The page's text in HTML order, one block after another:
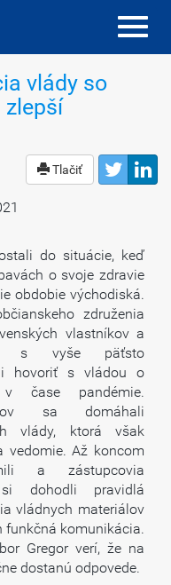
vlády so
Tlačiť
do situácie, keď
o svoje zdravie
obdobie východiská.
združenia
vlastníkov a
s vyše päťsto
hovoriť s vládou o
čase pandémie.
sa domáhali
vlády, ktorá však
vedomie. Až koncom
a zástupcovia
dohodli pravidlá
vládnych materiálov
funkčná komunikácia.
Gregor verí, že na
dostanú odpovede.